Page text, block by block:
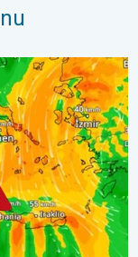
vjetar. . . petak, 31.